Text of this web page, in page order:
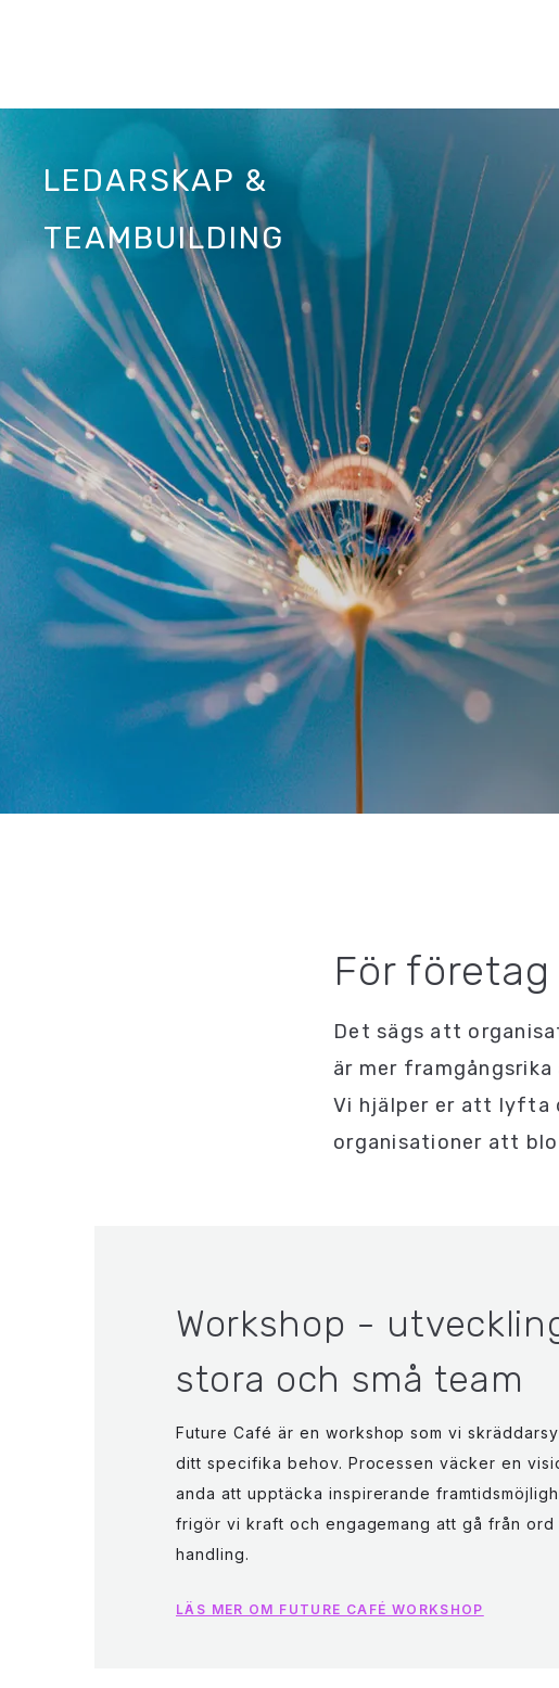
LEDARSKAP &
TEAMBUILDING
För
Det sägs att
är mer framgångsrika
Vi hjälper er att lyfta
organisationer att
Workshop -
stora och små team
Future Café är en workshop som vi
ditt specifika behov. Processen väcker en
anda att upptäcka inspirerande
frigör vi kraft och engagemang att gå från ord
handling.
LÄS MER OM FUTURE CAFÉ WORKSHOP